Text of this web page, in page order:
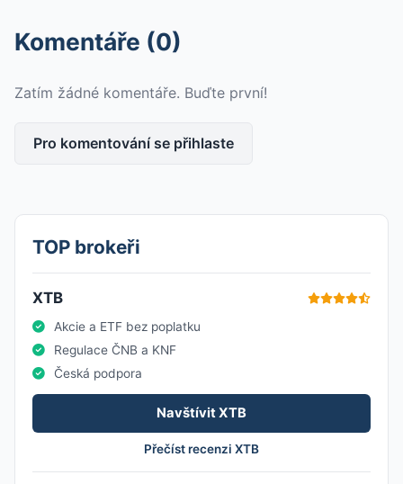
Komentáře (0)
Zatím žádné komentáře. Buďte první!
Pro komentování se přihlaste
TOP brokeři
XTB
Akcie a ETF bez poplatku
Regulace ČNB a KNF
Česká podpora
Navštívit XTB
Přečíst recenzi XTB